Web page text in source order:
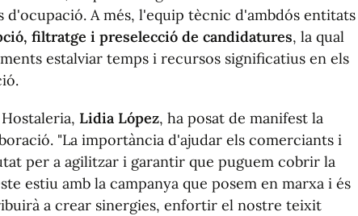
d'ocupació. A més, l'equip tècnic d'ambdós entitats
filtratge i preselecció de candidatures, la qual
estalviar temps i recursos significatius en els
Lidia López, ha posat de manifest la
"La importància d'ajudar els comerciants i
per a agilitzar i garantir que puguem cobrir la
estiu amb la campanya que posem en marxa i és
a crear sinergies, enfortir el nostre teixit